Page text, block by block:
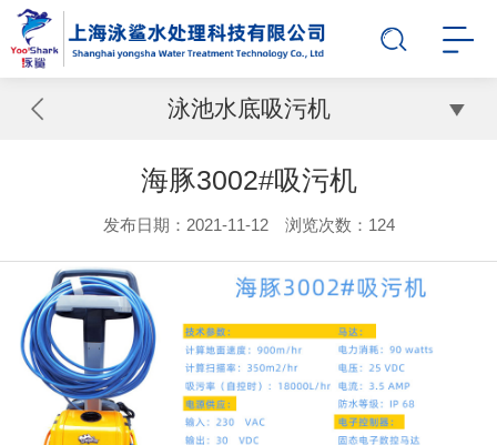
泳池水底吸污机
海豚3002#吸污机
发布日期：2021-11-12 浏览次数： 124